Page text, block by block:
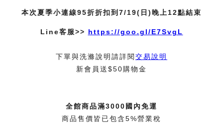
本次夏季小連線95折折扣到7/19(日)晚上12點結束
Line客服>> https://goo.gl/E7SvgL
下單與洗滌說明請詳閱交易說明
新會員送$50購物金
全館商品滿3000國內免運
商品售價皆已包含5%營業稅